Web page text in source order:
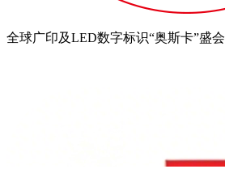
全球广印及LED数字标识“奥斯卡”盛会